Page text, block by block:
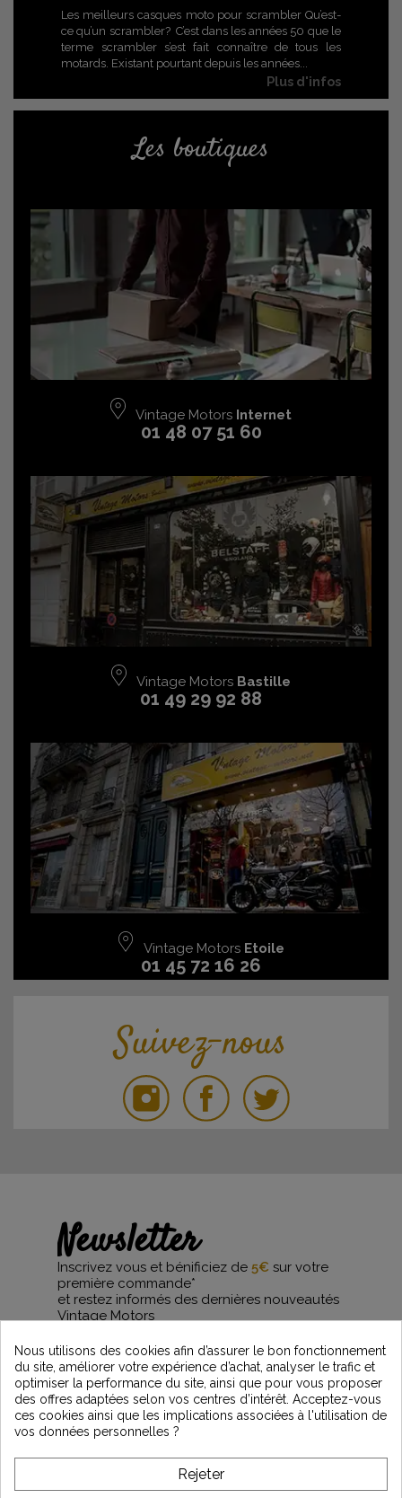
Les meilleurs casques moto pour scrambler Qu’est-
ce qu’un scrambler? C’est dans les années 50 que le
terme scrambler s’est fait connaître de tous les
motards. Existant pourtant depuis les années...
Plus d'infos
Les boutiques
Vintage Motors Internet
01 48 07 51 60
Vintage Motors Bastille
01 49 29 92 88
Vintage Motors Etoile
01 45 72 16 26
Suivez-nous
Newsletter
Inscrivez vous et bénificiez de 5€ sur votre
première commande*
et restez informés des dernières nouveautés
Vintage Motors
*Dès 99€ d'achat. En vous abonnant à notre newsletter, vous reconnaissez avoir pris
connaissance de notre politique de gestion des données personnelles et vous
l'acceptez.
Nous utilisons des cookies afin d’assurer le bon fonctionnement
du site, améliorer votre expérience d’achat, analyser le trafic et
optimiser la performance du site, ainsi que pour vous proposer
des offres adaptées selon vos centres d’intérêt. Acceptez-vous
ces cookies ainsi que les implications associées à l'utilisation de
vos données personnelles ?
Rejeter